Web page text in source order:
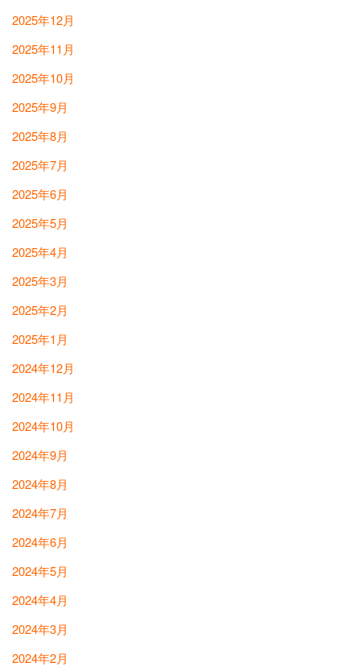
2025年12月
2025年11月
2025年10月
2025年9月
2025年8月
2025年7月
2025年6月
2025年5月
2025年4月
2025年3月
2025年2月
2025年1月
2024年12月
2024年11月
2024年10月
2024年9月
2024年8月
2024年7月
2024年6月
2024年5月
2024年4月
2024年3月
2024年2月